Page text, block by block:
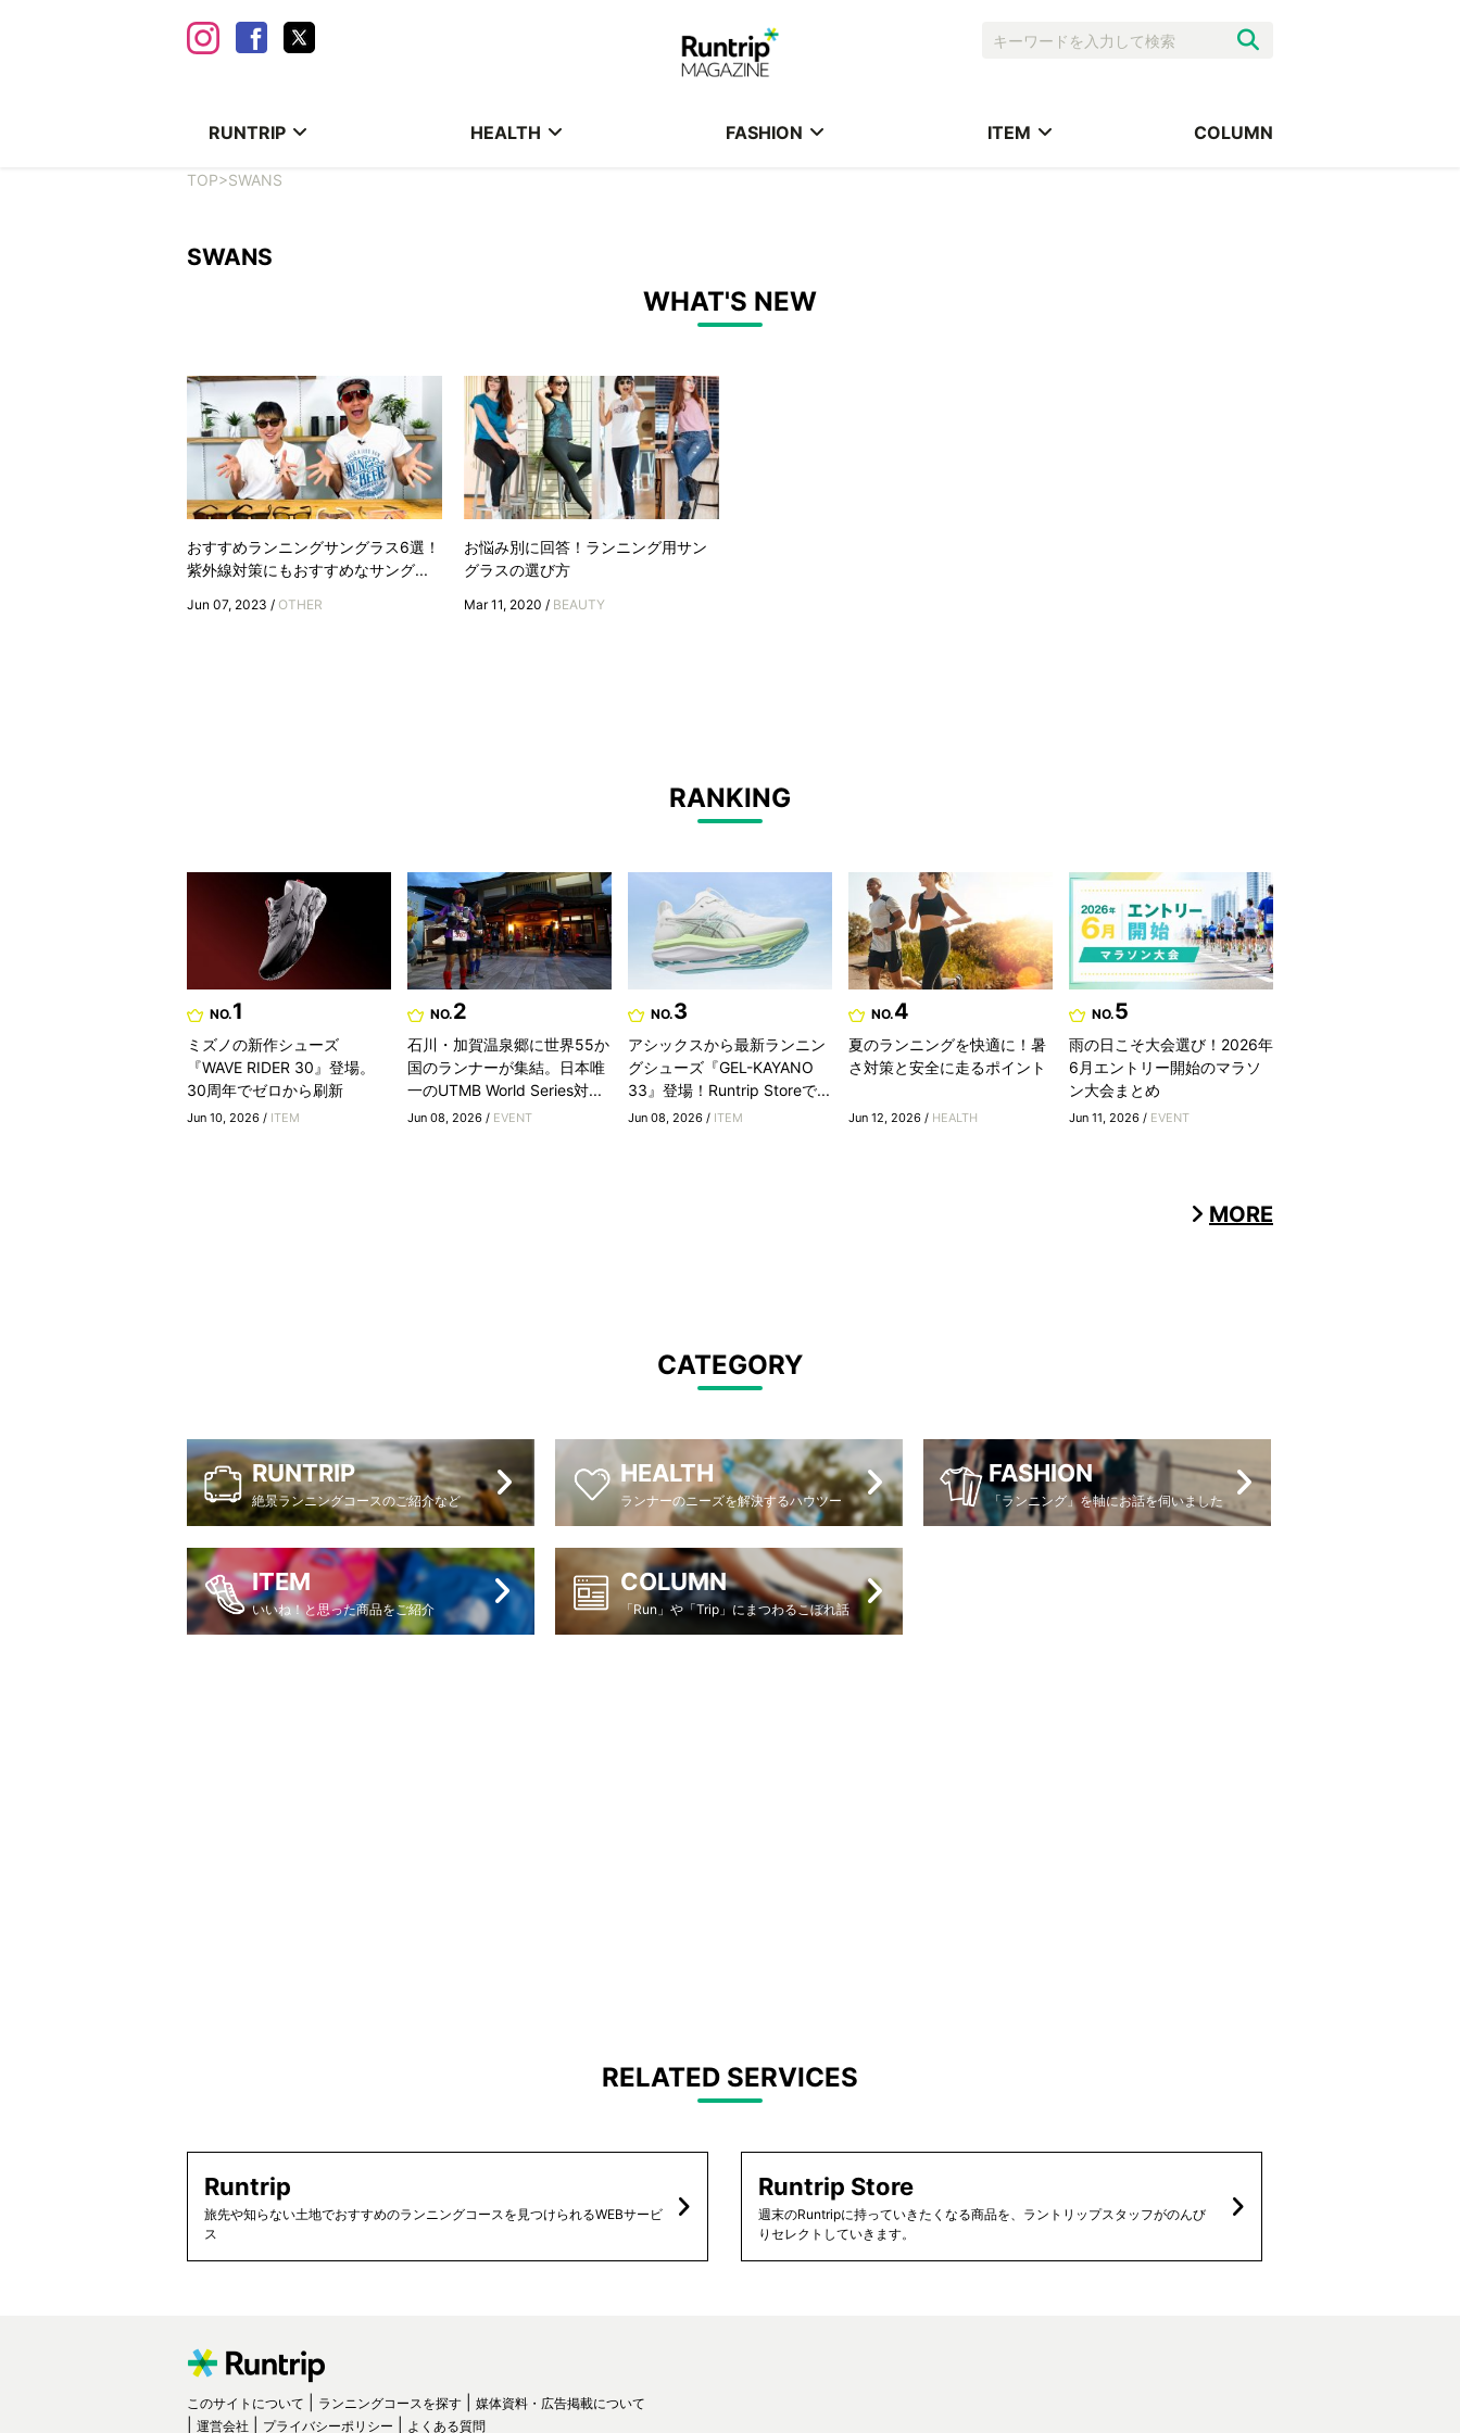
RUNTRIP HEALTH FASHION ITEM COLUMN
TOP>SWANS
SWANS
WHAT'S NEW
おすすめランニングサングラス6選！
紫外線対策にもおすすめなサング...
Jun 07, 2023 / OTHER
お悩み別に回答！ランニング用サン
グラスの選び方
Mar 11, 2020 / BEAUTY
RANKING
NO.1
ミズノの新作シューズ
『WAVE RIDER 30』登場。
30周年でゼロから刷新
Jun 10, 2026 / ITEM
NO.2
石川・加賀温泉郷に世界55か
国のランナーが集結。日本唯
一のUTMB World Series対...
Jun 08, 2026 / EVENT
NO.3
アシックスから最新ランニン
グシューズ『GEL-KAYANO
33』登場！Runtrip Storeで...
Jun 08, 2026 / ITEM
NO.4
夏のランニングを快適に！暑
さ対策と安全に走るポイント
Jun 12, 2026 / HEALTH
NO.5
雨の日こそ大会選び！2026年
6月エントリー開始のマラソ
ン大会まとめ
Jun 11, 2026 / EVENT
MORE
CATEGORY
RUNTRIP
絶景ランニングコースのご紹介など
HEALTH
ランナーのニーズを解決するハウツー
FASHION
「ランニング」を軸にお話を伺いました
ITEM
いいね！と思った商品をご紹介
COLUMN
「Run」や「Trip」にまつわるこぼれ話
RELATED SERVICES
Runtrip
旅先や知らない土地でおすすめのランニングコースを見つけられるWEBサービ
ス
Runtrip Store
週末のRuntripに持っていきたくなる商品を、ラントリップスタッフがのんび
りセレクトしていきます。
このサイトについて ランニングコースを探す
媒体資料・広告掲載について
運営会社
プライバシーポリシー よくある質問